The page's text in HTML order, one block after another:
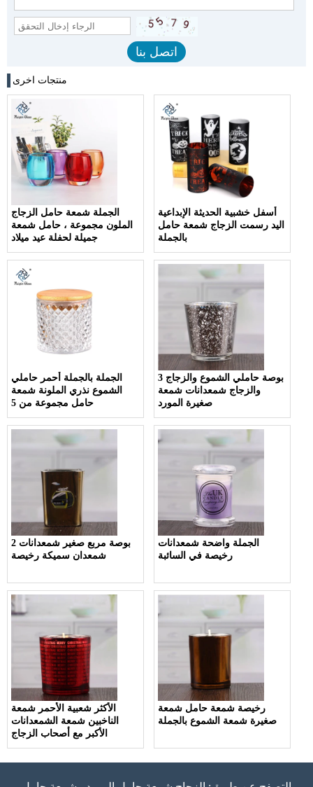
منتجات اخرى
الجملة شمعة حامل الزجاج
الملون مجموعة ، حامل شمعة
جميلة لحفلة عيد ميلاد
أسفل خشبية الحديثة الإبداعية
اليد رسمت الزجاج شمعة حامل
بالجملة
الجملة بالجملة أحمر حاملي
الشموع نذري الملونة شمعة
حامل مجموعة من 5
3 بوصة حاملي الشموع والزجاج
والزجاج شمعدانات شمعة
صغيرة المورد
2 بوصة مربع صغير شمعدانات
شمعدان سميكة رخيصة
الجملة واضحة شمعدانات
رخيصة في السائبة
الأكثر شعبية الأحمر شمعة
الناخبين شمعة الشمعدانات
الأكبر مع أصحاب الزجاج
رخيصة شمعة حامل شمعة
صغيرة شمعة الشموع بالجملة